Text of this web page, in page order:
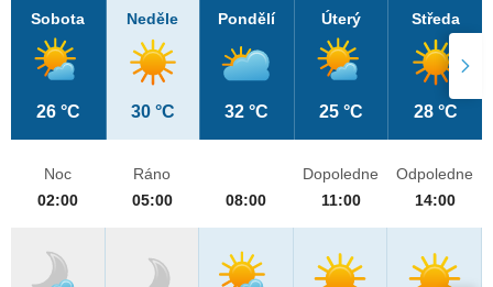
Sobota
26 °C
Neděle
30 °C
Pondělí
32 °C
Úterý
25 °C
Středa
28 °C
Noc
02:00
Ráno
05:00
08:00
Dopoledne
11:00
Odpoledne
14:00